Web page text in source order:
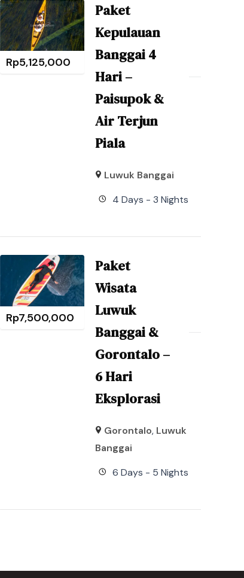
Rp5,125,000
Paket
Kepulauan
Banggai 4
Hari –
Paisupok &
Air Terjun
Piala
Luwuk Banggai
4 Days - 3 Nights
Rp7,500,000
Paket
Wisata
Luwuk
Banggai &
Gorontalo –
6 Hari
Eksplorasi
Gorontalo, Luwuk
Banggai
6 Days - 5 Nights